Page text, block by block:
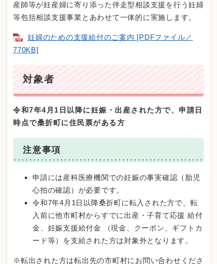
産師等が妊産婦に寄り添った伴走型相談支援を行う妊婦
等包括相談支援事業とあわせて一体的に実施します。
妊婦のための支援給付のご案内 [PDFファイル／
770KB]
対象者
令和7年4月1日以降に妊娠・出産された方で、申請日
時点で桑折町に住民票がある方
注意事項
申請には産科医療機関での妊娠の事実確認（胎児
心拍の確認）が必要です。
令和7年4月1日以降桑折町に転入された方で、転
入前に他市町村からすでに出産・子育て応援 給付
金、妊娠支援給付金 （現金、クーポン、ギフトカ
ード等）を支給された方は対象外となります。
※転出された方は転出先の市町村にお問い合わせくださ